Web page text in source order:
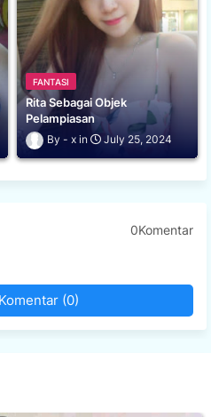
FANTASI
Rita Sebagai Objek
Pelampiasan
x July 25, 2024
0Komentar
(0)